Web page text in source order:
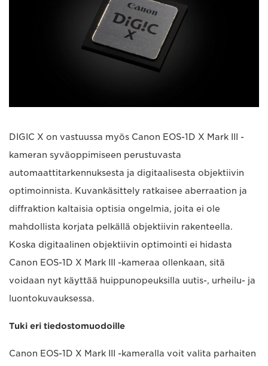
DIGIC X on vastuussa myös Canon EOS-1D X Mark III -
kameran syväoppimiseen perustuvasta
automaattitarkennuksesta ja digitaalisesta objektiivin
optimoinnista. Kuvankäsittely ratkaisee aberraation ja
diffraktion kaltaisia optisia ongelmia, joita ei ole
mahdollista korjata pelkällä objektiivin rakenteella.
Koska digitaalinen objektiivin optimointi ei hidasta
Canon EOS-1D X Mark III -kameraa ollenkaan, sitä
voidaan nyt käyttää huippunopeuksilla uutis-, urheilu- ja
luontokuvauksessa.
Tuki eri tiedostomuodoille
Canon EOS-1D X Mark III -kameralla voit valita parhaiten